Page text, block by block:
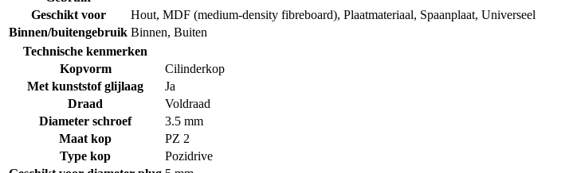
Geschikt voor
Hout, MDF (medium-density fibreboard), Plaatmateriaal, Spaanplaat, Universeel
Binnen/buitengebruik Binnen, Buiten
Technische kenmerken
Kopvorm
Cilinderkop
Met kunststof glijlaag
Ja
Draad
Voldraad
Diameter schroef
3.5 mm
Maat kop
PZ 2
Type kop
Pozidrive